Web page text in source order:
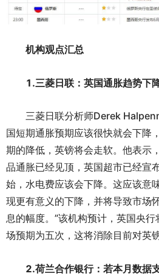
机构观点汇总
1.三菱日联：英国通胀趋势下
三菱日联分析师Derek
国短期通胀预期应该很快就会下降
期的降低，英镑将会走软。他表示
品通胀已经见顶，英国超市已经宣
始，水电费应该会下降。这应该意
现更有意义的下降，并将导致市场
息的幅度。”该机构预计，英国央
场预期为五次，这将消除目前对英
2.荷兰合作银行：若本月数据